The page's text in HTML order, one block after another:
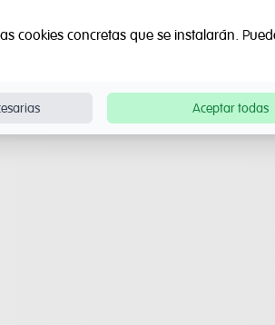
cookies concretas que se instalarán.
Aceptar todas